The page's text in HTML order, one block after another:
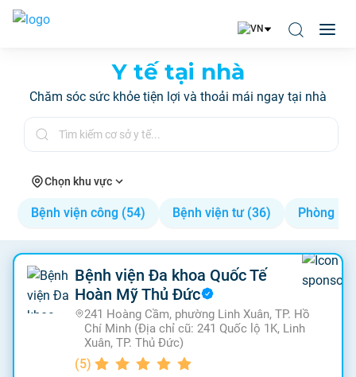
Y tế tại nhà
Chăm sóc sức khỏe tiện lợi và thoải mái ngay tại nhà
Chọn khu vực
Bệnh viện công (54) Bệnh viện tư (36) Phòng
Bệnh viện Đa khoa Quốc Tế
Hoàn Mỹ Thủ Đức
241 Hoàng Cầm, phường Linh Xuân, TP. Hồ
Chí Minh (Địa chỉ cũ: 241 Quốc lộ 1K, Linh
Xuân, TP. Thủ Đức)
(5)